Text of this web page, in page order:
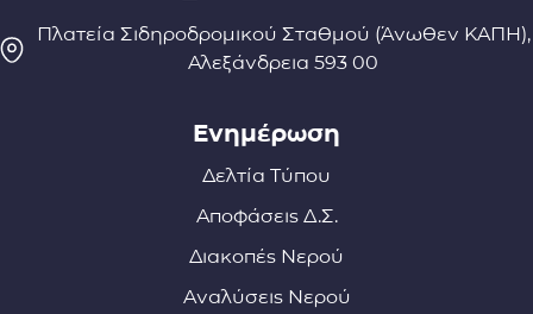
Πλατεία Σιδηροδρομικού Σταθμού (Άνωθεν ΚΑΠΗ),
Αλεξάνδρεια 593 00
Ενημέρωση
Δελτία Τύπου
Αποφάσεις Δ.Σ.
Διακοπές Νερού
Αναλύσεις Νερού